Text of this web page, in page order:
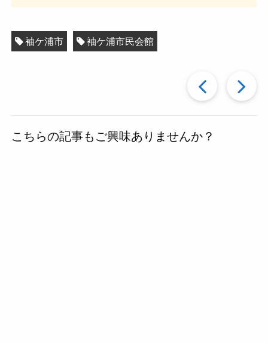
袖ケ浦市 袖ケ浦市民会館
過
去
こちらの記事もご興味ありませんか？